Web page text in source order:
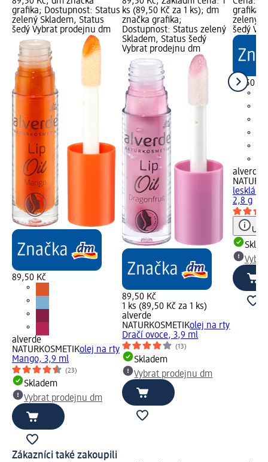
grafika; Dostupnost: Status
zelený Skladem, Status
šedý Vybrat prodejnu dm
89,50 Kč
alverde
NATURKOSMETIKolej na rty
Mango, 3,9 ml
(23)
Skladem
Vybrat prodejnu dm
ks (89,50 Kč za 1 ks); dm
značka grafika;
Dostupnost: Status zelený
Skladem, Status šedý
Vybrat prodejnu dm
89,50 Kč
1 ks (89,50 Kč za 1 ks)
alverde
NATURKOSMETIKolej na rty
Dračí ovoce, 3,9 ml
(13)
Skladem
Vybrat prodejnu dm
grafika;
zelený
šedý
89,50 Kč
alverde
lesklá
2,8 g
Zákazníci také zakoupili